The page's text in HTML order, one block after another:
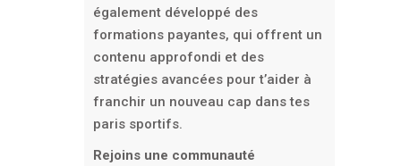
également développé des
formations payantes, qui offrent un
contenu approfondi et des
stratégies avancées pour t’aider à
franchir un nouveau cap dans tes
paris sportifs.
Rejoins une communauté